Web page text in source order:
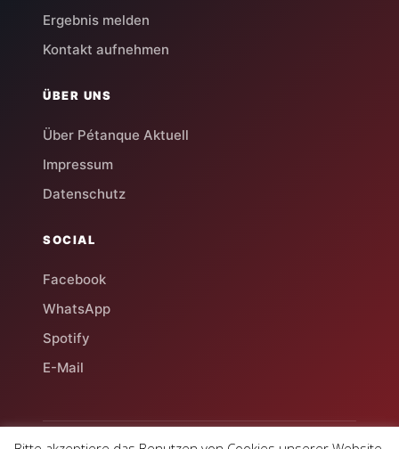
Ergebnis melden
Kontakt aufnehmen
ÜBER UNS
Über Pétanque Aktuell
Impressum
Datenschutz
SOCIAL
Facebook
WhatsApp
Spotify
E-Mail